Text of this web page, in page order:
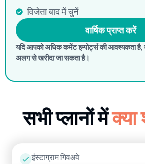
विजेता बाद में चुनें
वार्षिक प्राप्त करें
यदि आपको अधिक कमेंट इम्पोर्ट्स की आवश्यकता है,
अलग से खरीदा जा सकता है।
सभी प्लानों मेंक्या
इंस्टाग्राम गिवअवे